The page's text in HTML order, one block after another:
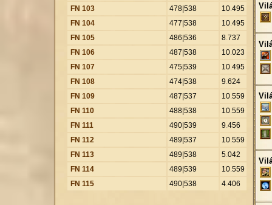
FN 103
478|538 10.495
FN 104
477|538 10.495
FN 105
486|536 8.737
FN 106
487|538 10.023
FN 107
475|539 10.495
FN 108
474|538 9.624
FN 109
487|537 10.559
FN 110
488|538 10.559
FN 111
490|539 9.456
FN 112
489|537 10.559
FN 113
489|538 5.042
FN 114
489|539 10.559
FN 115
490|538 4.406